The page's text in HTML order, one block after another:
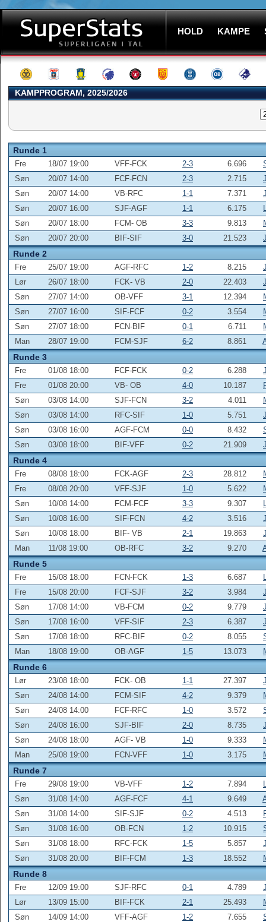
HOLD KAMPE
KAMPPROGRAM, 2025/2026
Runde 1
Fre 18/07 19:00 VFF-FCK 2-3 6.696
Søn
20/07 14:00 FCF-FCN 2-3 2.715
Søn
20/07 14:00 VB-RFC 1-1 7.371
Søn
20/07 16:00 SJF-AGF 1-1 6.175
Søn
20/07 18:00 FCM- OB 3-3 9.813
Søn
20/07 20:00 BIF-SIF 3-0 21.523
Runde 2
Fre 25/07 19:00 AGF-RFC 1-2 8.215
Lør
26/07 18:00 FCK- VB 2-0 22.403
Søn
27/07 14:00 OB-VFF 3-1 12.394
Søn
27/07 16:00 SIF-FCF 0-2 3.554
Søn
27/07 18:00 FCN-BIF 0-1 6.711
Man
28/07 19:00 FCM-SJF 6-2 8.861
Runde 3
Fre 01/08 18:00 FCF-FCK 0-2 6.288
Fre
01/08 20:00 VB- OB 4-0 10.187
Søn
03/08 14:00 SJF-FCN 3-2 4.011
Søn
03/08 14:00 RFC-SIF 1-0 5.751
Søn
03/08 16:00 AGF-FCM 0-0 8.432
Søn
03/08 18:00 BIF-VFF 0-2 21.909
Runde 4
Fre 08/08 18:00 FCK-AGF 2-3 28.812
Fre
08/08 20:00 VFF-SJF 1-0 5.622
Søn
10/08 14:00 FCM-FCF 3-3 9.307
Søn
10/08 16:00 SIF-FCN 4-2 3.516
Søn
10/08 18:00 BIF- VB 2-1 19.863
Man
11/08 19:00 OB-RFC 3-2 9.270
Runde 5
Fre 15/08 18:00 FCN-FCK 1-3 6.687
Fre
15/08 20:00 FCF-SJF 3-2 3.984
Søn
17/08 14:00 VB-FCM 0-2 9.779
Søn
17/08 16:00 VFF-SIF 2-3 6.387
Søn
17/08 18:00 RFC-BIF 0-2 8.055
Man
18/08 19:00 OB-AGF 1-5 13.073
Runde 6
Lør 23/08 18:00 FCK- OB 1-1 27.397
Søn
24/08 14:00 FCM-SIF 4-2 9.379
Søn
24/08 14:00 FCF-RFC 1-0 3.572
Søn
24/08 16:00 SJF-BIF 2-0 8.735
Søn
24/08 18:00 AGF- VB 1-0 9.333
Man
25/08 19:00 FCN-VFF 1-0 3.175
Runde 7
Fre 29/08 19:00 VB-VFF 1-2 7.894
Søn
31/08 14:00 AGF-FCF 4-1 9.649
Søn
31/08 14:00 SIF-SJF 0-2 4.513
Søn
31/08 16:00 OB-FCN 1-2 10.915
Søn
31/08 18:00 RFC-FCK 1-5 5.857
Søn
31/08 20:00 BIF-FCM 1-3 18.552
Runde 8
Fre 12/09 19:00 SJF-RFC 0-1 4.789
Lør
13/09 15:00 BIF-FCK 2-1 25.493
Søn
14/09 14:00 VFF-AGF 1-2 7.655